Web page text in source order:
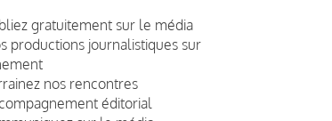
gratuitement sur le média
productions journalistiques sur
nos rencontres
éditorial